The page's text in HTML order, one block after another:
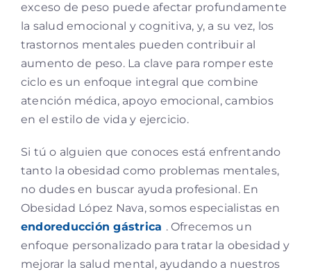
exceso de peso puede afectar profundamente
la salud emocional y cognitiva, y, a su vez, los
trastornos mentales pueden contribuir al
aumento de peso. La clave para romper este
ciclo es un enfoque integral que combine
atención médica, apoyo emocional, cambios
en el estilo de vida y ejercicio.
Si tú o alguien que conoces está enfrentando
tanto la obesidad como problemas mentales,
no dudes en buscar ayuda profesional. En
Obesidad López Nava, somos especialistas en
endoreducción gástrica . Ofrecemos un
enfoque personalizado para tratar la obesidad y
mejorar la salud mental, ayudando a nuestros